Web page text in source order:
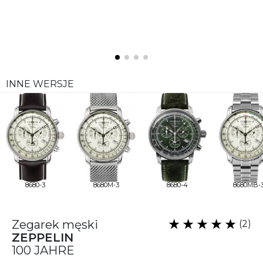
INNE WERSJE
8680-3 8680M-3 8680-4 8680MB-
Zegarek męski
ZEPPELIN
100 JAHRE
(2)